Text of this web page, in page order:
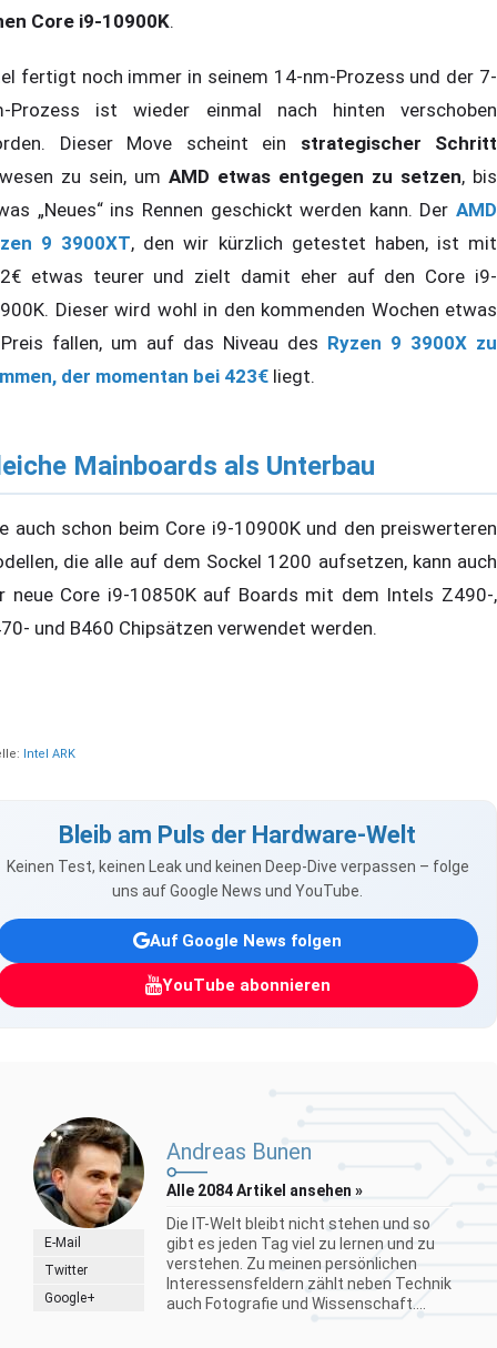
Core i9-10900K.
fertigt noch immer in seinem 14-nm-Prozess und der 7-
Prozess ist wieder einmal nach hinten verschoben
Dieser Move scheint ein strategischer Schritt
zu sein, um AMD etwas entgegen zu setzen, bis
„Neues“ ins Rennen geschickt werden kann. Der AMD
9 3900XT, den wir kürzlich getestet haben, ist mit
etwas teurer und zielt damit eher auf den Core i9-
Dieser wird wohl in den kommenden Wochen etwas
fallen, um auf das Niveau des Ryzen 9 3900X zu
der momentan bei 423€ liegt.
Mainboards als Unterbau
auch schon beim Core i9-10900K und den preiswerteren
die alle auf dem Sockel 1200 aufsetzen, kann auch
neue Core i9-10850K auf Boards mit dem Intels Z490-,
und B460 Chipsätzen verwendet werden.
Intel ARK
Bleib am Puls der Hardware-Welt
Keinen Test, keinen Leak und keinen Deep-Dive verpassen – folge
uns auf Google News und YouTube.
Auf Google News folgen
YouTube abonnieren
E-Mail
Twitter
Google+
Andreas Bunen
Alle 2084 Artikel ansehen »
Die IT-Welt bleibt nicht stehen und so
gibt es jeden Tag viel zu lernen und zu
verstehen. Zu meinen persönlichen
Interessensfeldern zählt neben Technik
auch Fotografie und Wissenschaft....